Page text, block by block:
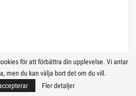
för att förbättra din upplevelse. Vi antar
men du kan välja bort det om du vill.
Fler detaljer